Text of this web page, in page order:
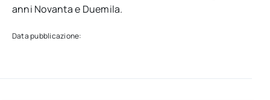
anni Novanta e Duemila.
Data pubblicazione: